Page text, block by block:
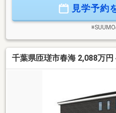
見学予約
千葉県匝瑳市春海 2,088万円